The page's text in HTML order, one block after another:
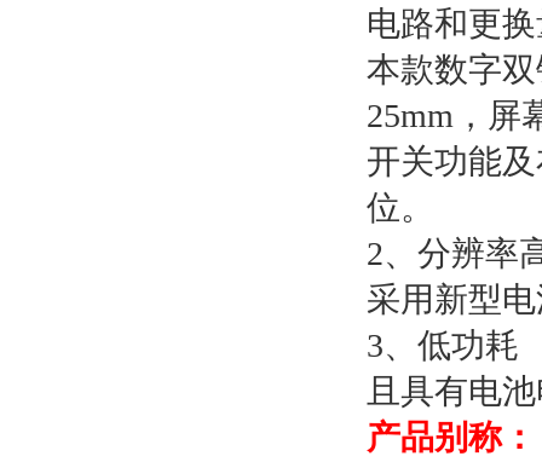
电路和更
本款数字
25mm，屏
开关功能
位。
2、分辨率
采用新型
3、低功耗
且具有电
产品别称：